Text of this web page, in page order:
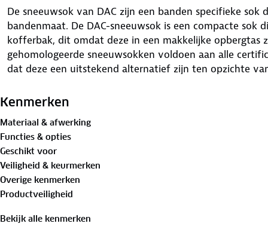
De sneeuwsok van DAC zijn een banden specifieke
bandenmaat. De DAC-sneeuwsok is een compacte sok
kofferbak, dit omdat deze in een makkelijke opbergtas
gehomologeerde sneeuwsokken voldoen aan alle
dat deze een uitstekend alternatief zijn ten opzichte
omstandigheden terecht komt. De sneeuwsok is zeer
sneeuw en ijs op het wegdek liggen. Deze DAC-
16662-1) voor sneeuwkettingen waardoor ze in ieder
als echte sneeuwkettingen (behalve bij
sneeuwsok is geschikt voor alle personenauto's, SUV's,
sneeuwsokken zijn kortom uiterst geschikt voor
het wiel beschikbaar is, omdat de sneeuwsok slechts
Voordelen van deze Sneeuwsokken voor bandenmaat
Kenmerken
Materiaal & afwerking
Functies & opties
Geschikt voor
Veiligheid & keurmerken
Overige kenmerken
Productveiligheid
Bekijk alle kenmerken